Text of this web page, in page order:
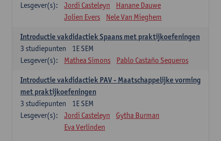
Lesgever(s):
Jordi Casteleyn
Hanane Dauwe
Jolien Evers
Nele Van Mieghem
Introductie vakdidactiek Spaans met praktijkoefeningen
1E SEM
3 studiepunten
Lesgever(s):
Mathea Simons Pablo Castaño Sequeros
Introductie vakdidactiek PAV - Maatschappelijke vorming
met praktijkoefeningen
1E SEM
3 studiepunten
Lesgever(s):
Jordi Casteleyn
Gytha Burman
Eva Verlinden